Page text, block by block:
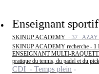
Enseignant
SKINUP ACADEMY - 37 -
SKINUP ACADEMY recherche -
ENSEIGNANT MULTI-
pratique du tennis, du padel et du
CDI - Temps plein